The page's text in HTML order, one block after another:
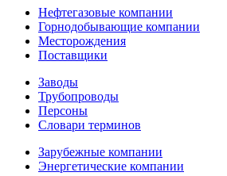
Нефтегазовые компании
Горнодобывающие компании
Месторождения
Поставщики
Заводы
Трубопроводы
Персоны
Словари терминов
Зарубежные компании
Энергетические компании